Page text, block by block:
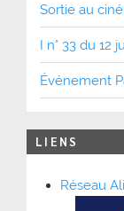
Sortie au
I n° 33 du 12
Événement
LIENS
Réseau